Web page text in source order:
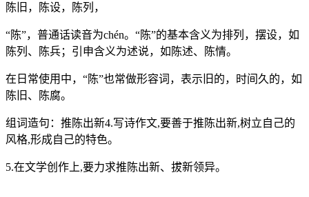
陈旧，陈设，陈列，
“陈”，普通话读音为chén。“陈”的基本含义为排列，摆设，如
陈列、陈兵；引申含义为述说，如陈述、陈情。
在日常使用中，“陈”也常做形容词，表示旧的，时间久的，如
陈旧、陈腐。
组词造句：推陈出新4.写诗作文,要善于推陈出新,树立自己的
风格,形成自己的特色。
5.在文学创作上,要力求推陈出新、拔新领异。